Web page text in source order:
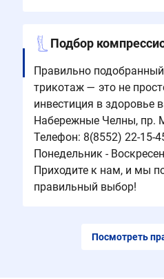
Подбор
Правильно
трикотаж — это не
инвестиция в здоровье
Набережные Челны, пр.
Телефон: 8(8552) 22-15-
Понедельник -
Приходите к нам, и мы
правильный выбор!
Посмотреть